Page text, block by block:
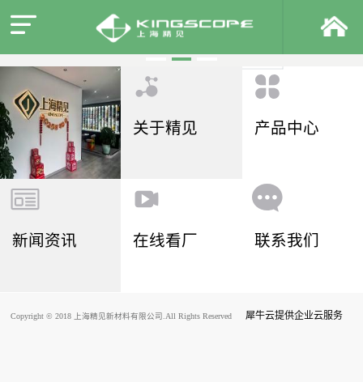
关于精见 产品中心
新闻资讯 在线看厂 联系我们
Copyright © 2018 上海精见新材料有限公司.All Rights Reserved 犀牛云提供企业云服务